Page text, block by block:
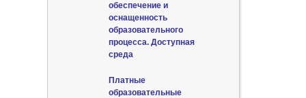
обеспечение и
оснащенность
образовательного
процесса. Доступная
среда
Платные
образовательные